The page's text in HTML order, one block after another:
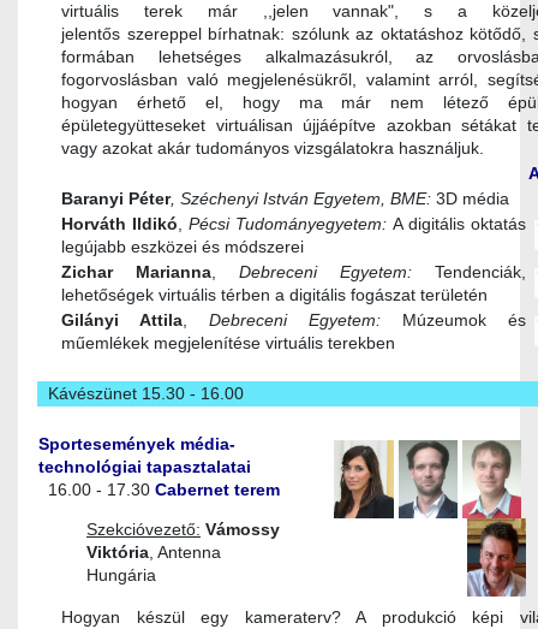
virtuális terek már ,,jelen vannak", s a
jelentős szereppel bírhatnak: szólunk az oktatáshoz kötődő,
formában lehetséges alkalmazásukról, az
fogorvoslásban való megjelenésükről, valamint arról,
hogyan érhető el, hogy ma már nem létező
épületegyütteseket virtuálisan újjáépítve azokban sétákat
vagy azokat akár tudományos vizsgálatokra használjuk.
Baranyi Péter, Széchenyi István Egyetem, BME: 3D média
Horváth Ildikó, Pécsi Tudományegyetem: A digitális oktatás
legújabb eszközei és módszerei
Zichar Marianna, Debreceni Egyetem: Tendenciák,
lehetőségek virtuális térben a digitális fogászat területén
Gilányi Attila, Debreceni Egyetem:
Múzeumok és
műemlékek megjelenítése virtuális terekben
Kávészünet 15.30 - 16.00
Sportesemények média-
technológiai tapasztalatai
16.00 - 17.30 Cabernet terem
Szekcióvezető: Vámossy
Viktória, Antenna
Hungária
Hogyan készül egy kameraterv? A produkció képi